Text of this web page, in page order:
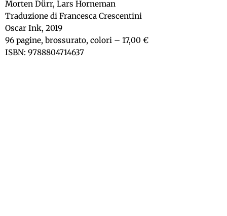
Morten Dürr, Lars Horneman
Traduzione di Francesca Crescentini
Oscar Ink, 2019
96 pagine, brossurato, colori – 17,00 €
ISBN: 9788804714637